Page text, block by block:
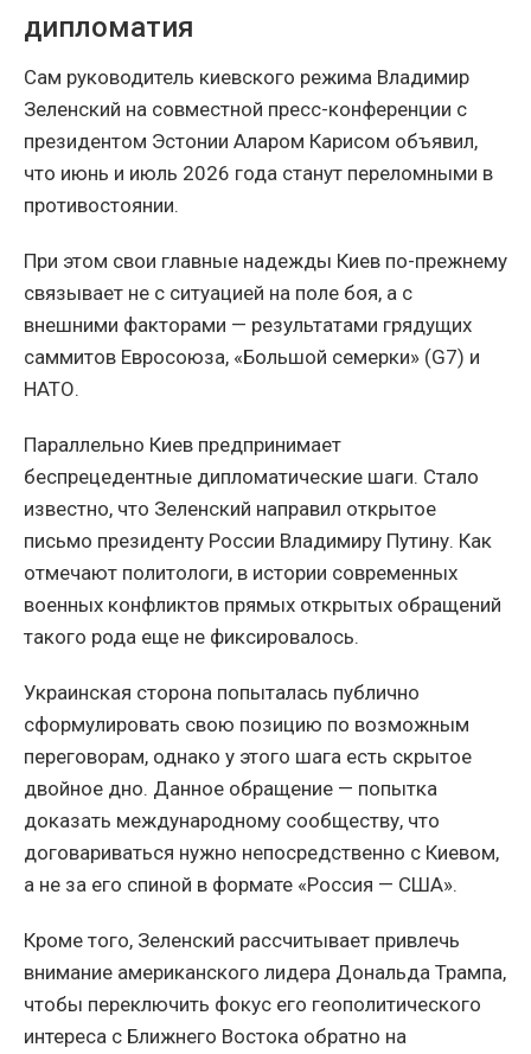
дипломатия
Сам руководитель киевского режима Владимир
Зеленский на совместной пресс-конференции с
президентом Эстонии Аларом Карисом объявил,
что июнь и июль 2026 года станут переломными в
противостоянии.
При этом свои главные надежды Киев по-прежнему
связывает не с ситуацией на поле боя, а с
внешними факторами — результатами грядущих
саммитов Евросоюза, «Большой семерки» (G7) и
НАТО.
Параллельно Киев предпринимает
беспрецедентные дипломатические шаги. Стало
известно, что Зеленский направил открытое
письмо президенту России Владимиру Путину. Как
отмечают политологи, в истории современных
военных конфликтов прямых открытых обращений
такого рода еще не фиксировалось.
Украинская сторона попыталась публично
сформулировать свою позицию по возможным
переговорам, однако у этого шага есть скрытое
двойное дно. Данное обращение — попытка
доказать международному сообществу, что
договариваться нужно непосредственно с Киевом,
а не за его спиной в формате «Россия — США».
Кроме того, Зеленский рассчитывает привлечь
внимание американского лидера Дональда Трампа,
чтобы переключить фокус его геополитического
интереса с Ближнего Востока обратно на